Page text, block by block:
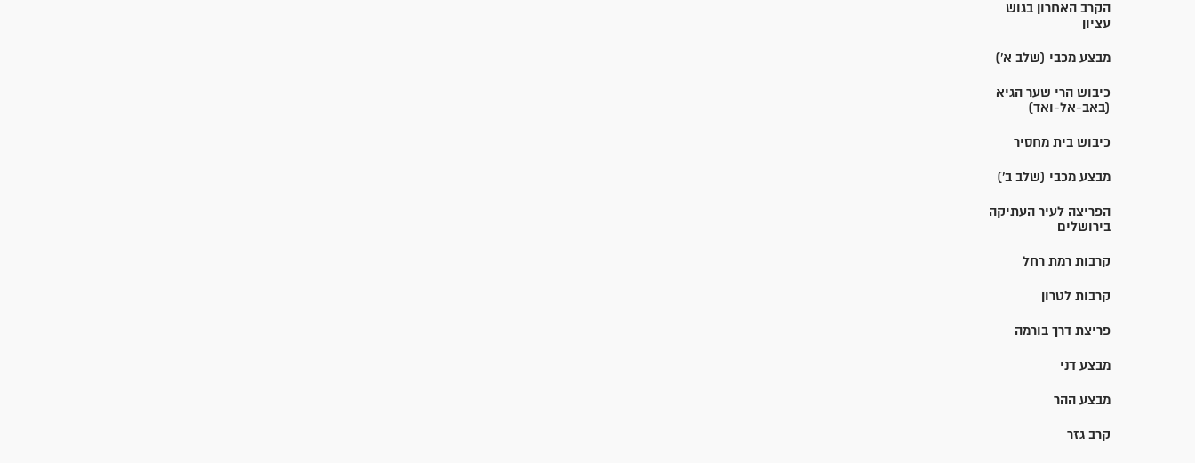
הקרב האחרון בגוש
עציון
מבצע מכבי (שלב א')
כיבוש הרי שער הגיא
(באב-אל-ואד)
כיבוש בית מחסיר
מבצע מכבי (שלב ב')
הפריצה לעיר העתיקה
בירושלים
קרבות רמת רחל
קרבות לטרון
פריצת דרך בורמה
מבצע דני
מבצע ההר
קרב גזר